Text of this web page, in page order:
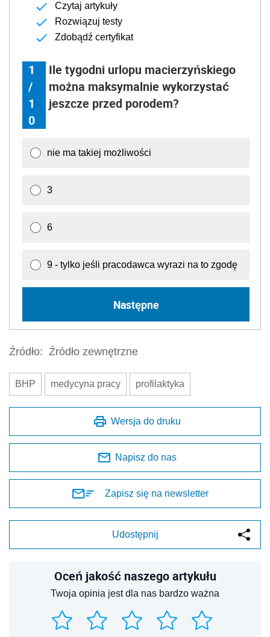
Czytaj artykuły
Rozwiązuj testy
Zdobądź certyfikat
1
/
1
0
Ile tygodni urlopu macierzyńskiego
można maksymalnie wykorzystać
jeszcze przed porodem?
nie ma takiej możliwości
3
6
9 - tylko jeśli pracodawca wyrazi na to zgodę
Następne
Źródło: Źródło zewnętrzne
BHP medycyna pracy profilaktyka
Wersja do druku
Napisz do nas
Zapisz się na newsletter
Udostępnij
Oceń jakość naszego artykułu
Twoja opinia jest dla nas bardzo ważna